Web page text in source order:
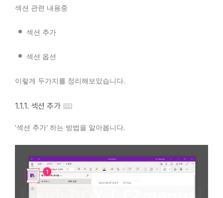
섹션 관련 내용중
섹션 추가
섹션 옵션
이렇게 두가지를 정리해보았습니다.
1.1.1. 섹션 추가
'섹션 추가' 하는 방법을 알아봅니다.